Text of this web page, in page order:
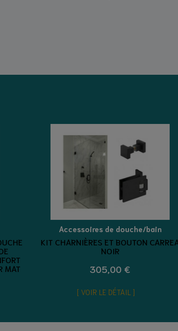
MAT
Accessoires de douche/bain
KIT CHARNIÈRES ET BOUTON
NOIR
305,00 €
VOIR LE DÉTAIL